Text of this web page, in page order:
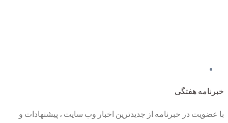
خبرنامه هفتگی
با عضویت در خبرنامه از جدیدترین اخبار وب سایت ، پیشنهادات و